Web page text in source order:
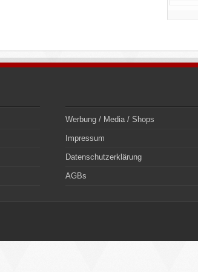
Werbung / Media / Shops
Impressum
Datenschutzerklärung
AGBs